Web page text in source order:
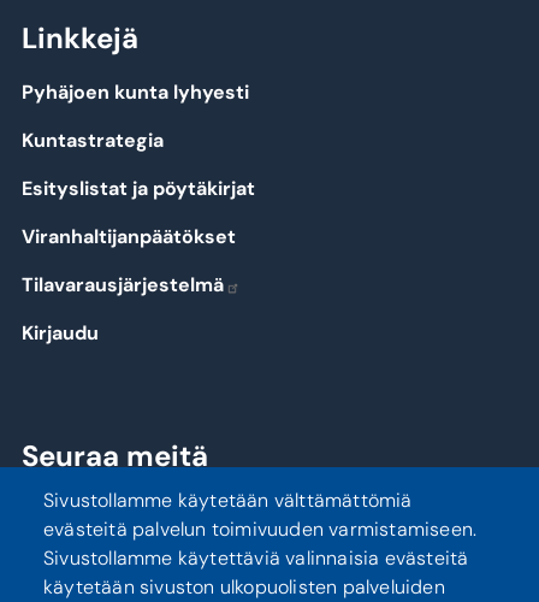
Linkkejä
Pyhäjoen kunta lyhyesti
Kuntastrategia
Esityslistat ja pöytäkirjat
Viranhaltijanpäätökset
Tilavarausjärjestelmä
Kirjaudu
Seuraa meitä
Sivustollamme käytetään välttämättömiä
evästeitä palvelun toimivuuden varmistamiseen.
Sivustollamme käytettäviä valinnaisia evästeitä
käytetään sivuston ulkopuolisten palveluiden